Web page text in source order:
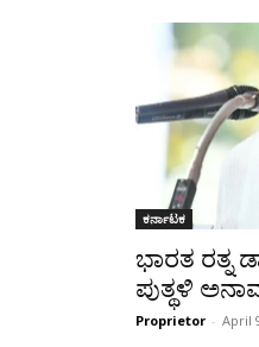
ಕರ್ನಾಟಕ
ಭಾರತ ರತ್ನ
ಪುತ್ಥಳಿ
Proprietor - April